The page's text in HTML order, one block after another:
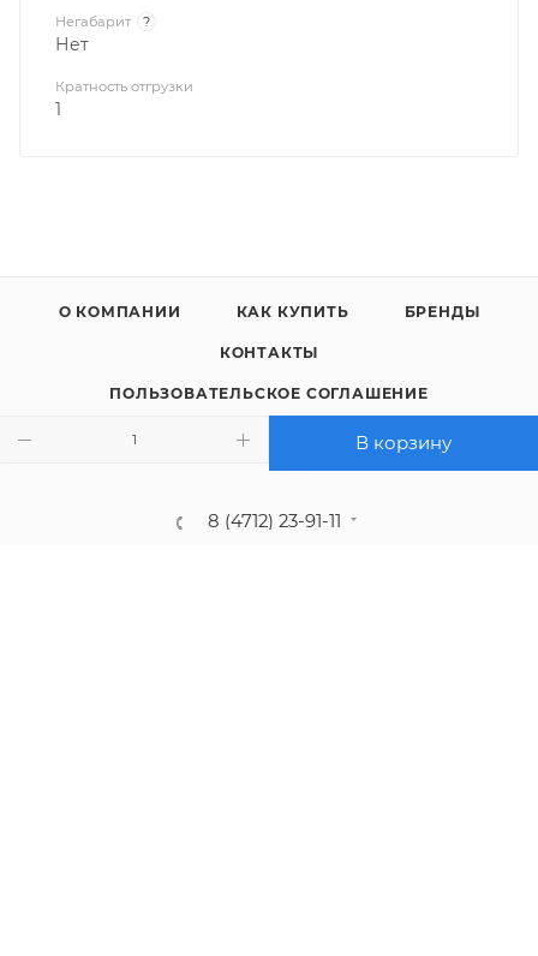
В корзину
Негабарит ?
Нет
Кратность отгрузки
1
О КОМПАНИИ КАК КУПИТЬ БРЕНДЫ
КОНТАКТЫ
ПОЛЬЗОВАТЕЛЬСКОЕ СОГЛАШЕНИЕ
ПОЛИТИКА КОНФИДЕНЦИАЛЬНОСТИ
8 (4712) 23-91-11